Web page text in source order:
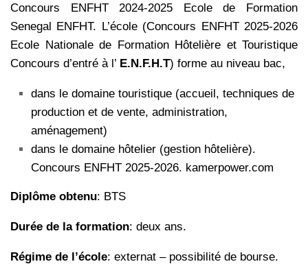
Concours ENFHT 2024-2025 Ecole de Formation
Senegal ENFHT. L’école (Concours ENFHT 2025-2026
Ecole Nationale de Formation Hôtelière et Touristique
Concours d’entré à l’ E.N.F.H.T) forme au niveau bac,
dans le domaine touristique (accueil, techniques de
production et de vente, administration,
aménagement)
dans le domaine hôtelier (gestion hôtelière).
Concours ENFHT 2025-2026. kamerpower.com
Diplôme obtenu: BTS
Durée de la formation: deux ans.
Régime de l’école: externat – possibilité de bourse.